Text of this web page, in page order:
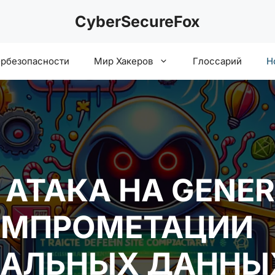
CyberSecureFox
Мир Хакеров Глоссарий
НА